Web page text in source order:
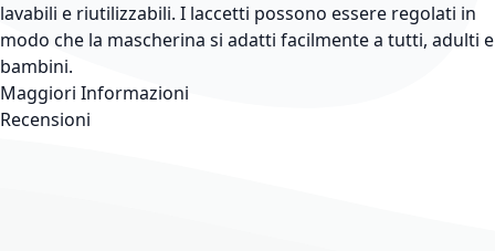
lavabili e riutilizzabili. I laccetti possono essere regolati in
modo che la mascherina si adatti facilmente a tutti, adulti e
bambini.
Maggiori Informazioni
Recensioni